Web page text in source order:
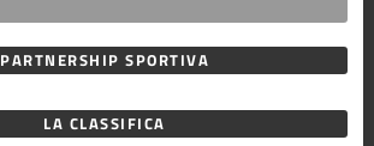
PARTNERSHIP SPORTIVA
LA CLASSIFICA